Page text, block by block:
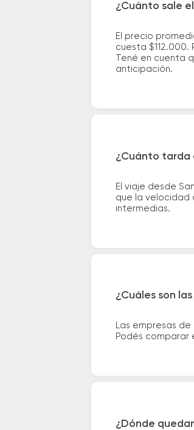
¿Cuánto sale
El precio
cuesta
Tené en cuenta
anticipación.
¿Cuánto tarda
El viaje desde
que la velocidad
intermedias.
¿Cuáles son
Las empresas
Podés comparar
¿Dónde